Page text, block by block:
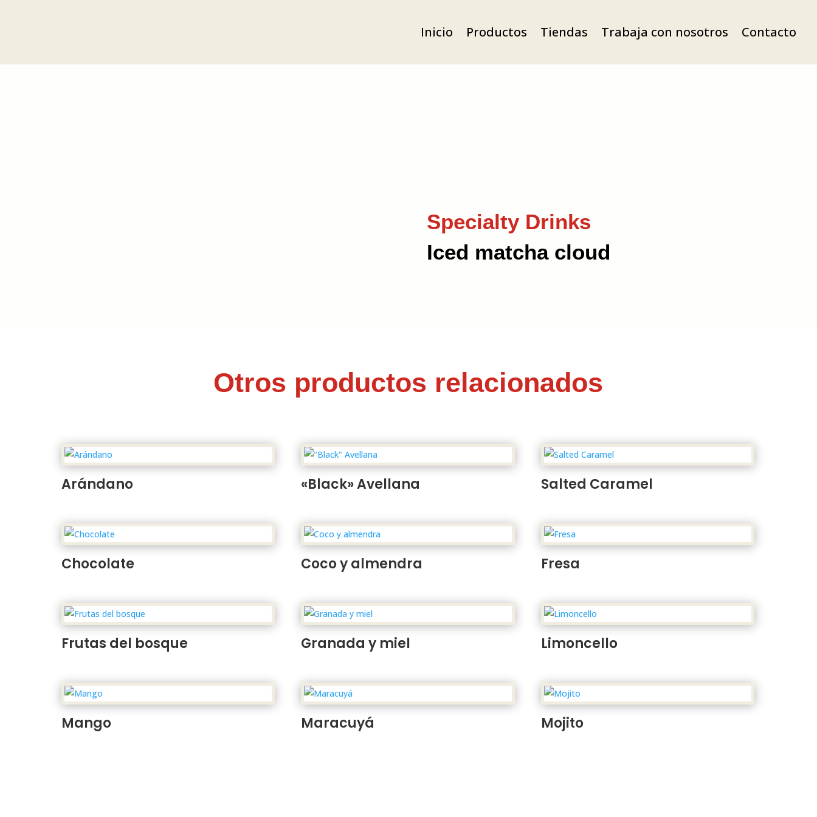
Inicio Productos Tiendas Trabaja con nosotros Contacto
Specialty Drinks
Iced matcha cloud
Otros productos relacionados
Arándano «Black» Avellana Salted Caramel
Chocolate Coco y almendra Fresa
Frutas del bosque Granada y miel Limoncello
Mango Maracuyá Mojito